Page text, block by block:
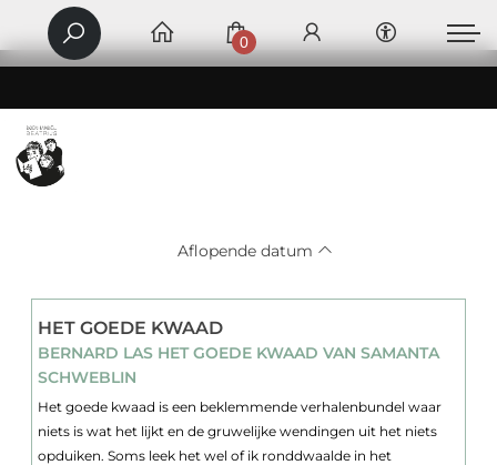
0
Aflopende datum
HET GOEDE KWAAD
BERNARD LAS HET GOEDE KWAAD VAN SAMANTA
SCHWEBLIN
Het goede kwaad is een beklemmende verhalenbundel waar
niets is wat het lijkt en de gruwelijke wendingen uit het niets
opduiken. Soms leek het wel of ik ronddwaalde in het